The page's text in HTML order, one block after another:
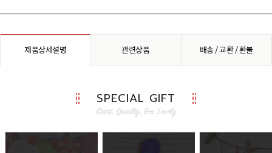
제품상세설명 관련상품 배송 / 교환 / 환불
SPECIAL GIFT